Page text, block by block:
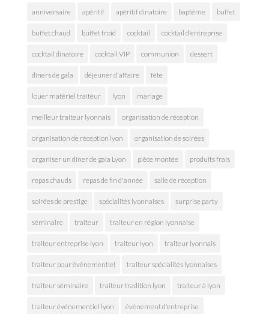
anniversaire apéritif apéritif dinatoire baptême buffet
buffet chaud buffet froid cocktail cocktail d'entreprise
cocktail dinatoire cocktail VIP communion dessert
diners de gala déjeuner d'affaire fête
louer matériel traiteur lyon mariage
meilleur traiteur lyonnais organisation de réception
organisation de réception lyon organisation de soirées
organiser un dîner de gala Lyon pièce montée produits frais
repas chauds repas de fin d'année salle de réception
soirées de prestige spécialités lyonnaises surprise party
séminaire traiteur traiteur en région lyonnaise
traiteur entreprise lyon traiteur lyon traiteur lyonnais
traiteur pour évènementiel traiteur spécialités lyonnaises
traiteur séminaire traiteur tradition lyon traiteur à lyon
traiteur événementiel lyon évènement d'entreprise